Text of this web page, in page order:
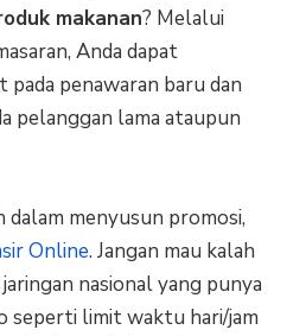
makanan? Melalui
Anda dapat
penawaran baru dan
pelanggan lama ataupun
menyusun promosi,
Online. Jangan mau kalah
nasional yang punya
seperti limit waktu hari/jam